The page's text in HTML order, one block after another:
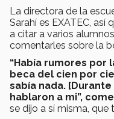
La directora de la
Sarahí es EXATEC,
a citar a varios
comentarles sobre la
“Había rumores por
beca del cien por
sabía nada.
hablaron a mi”,
se dijo a sí misma, que